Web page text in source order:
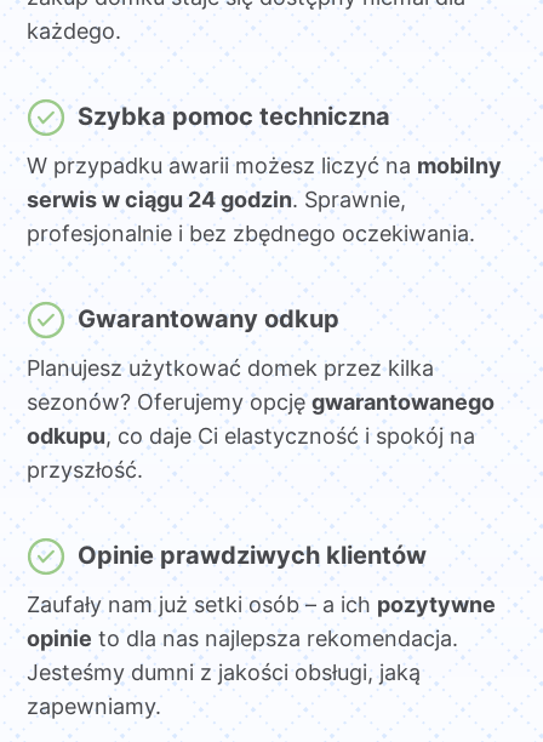
każdego.
Szybka pomoc techniczna
W przypadku awarii możesz liczyć na mobilny
serwis w ciągu 24 godzin. Sprawnie,
profesjonalnie i bez zbędnego oczekiwania.
Gwarantowany odkup
Planujesz użytkować domek przez kilka
sezonów? Oferujemy opcjęgwarantowanego
odkupu, co daje Ci elastyczność i spokój na
przyszłość.
Opinie prawdziwych klientów
Zaufały nam już setki osób – a ich pozytywne
opinie to dla nas najlepsza rekomendacja.
Jesteśmy dumni z jakości obsługi, jaką
zapewniamy.